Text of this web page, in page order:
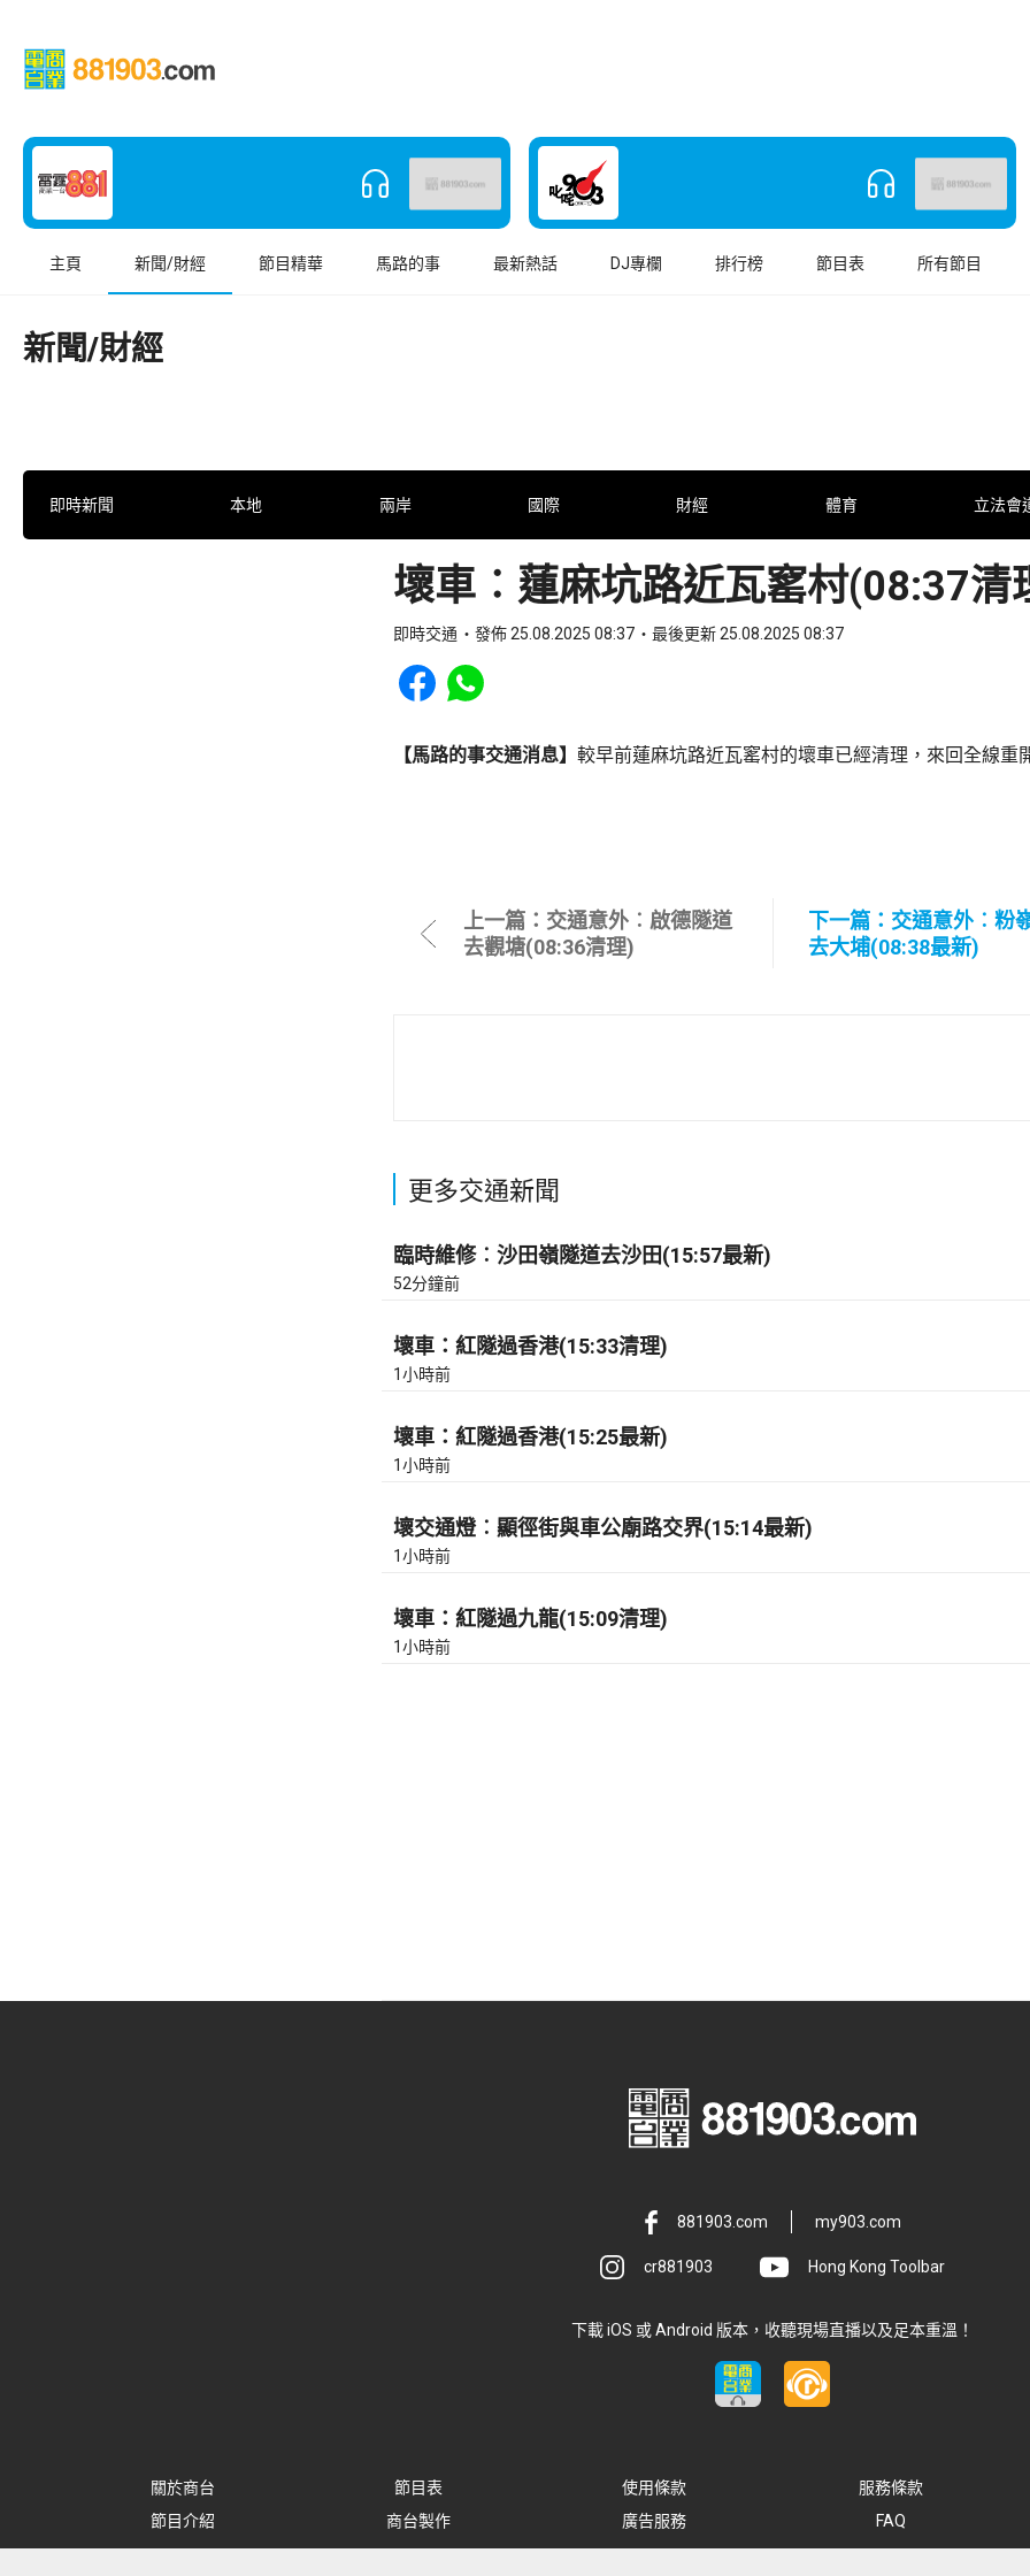
主頁 新聞/財經 節目精華 馬路的事 最新熱話 DJ專欄 排行榜 節目表 所有節目
新聞/財經
即時新聞 本地 兩岸 國際 財經 體育 立法會
壞車︰蓮麻坑路近瓦窰村(08:37清
即時交通 發佈 25.08.2025 08:37 最後更新 25.08.2025 08:37
Share to Facebook
Share to WhatsApp
【馬路的事交通消息】 較早前蓮麻坑路近瓦窰村的壞車已經清理，來回全線重
上一篇：交通意外︰啟德隧道
去觀塘(08:36清理)
下一篇：交通意外︰粉
去大埔(08:38最新)
更多交通新聞
臨時維修︰沙田嶺隧道去沙田(15:57最新)
52分鐘前
壞車：紅隧過香港(15:33清理)
1小時前
壞車：紅隧過香港(15:25最新)
1小時前
壞交通燈︰顯徑街與車公廟路交界(15:14最新)
1小時前
壞車：紅隧過九龍(15:09清理)
1小時前
881903.com my903.com
cr881903 Hong Kong Toolbar
下載 iOS 或 Android 版本，收聽現場直播以及足本重溫！
關於商台 節目表 使用條款 服務條款
節目介紹
商台製作 廣告服務 FAQ